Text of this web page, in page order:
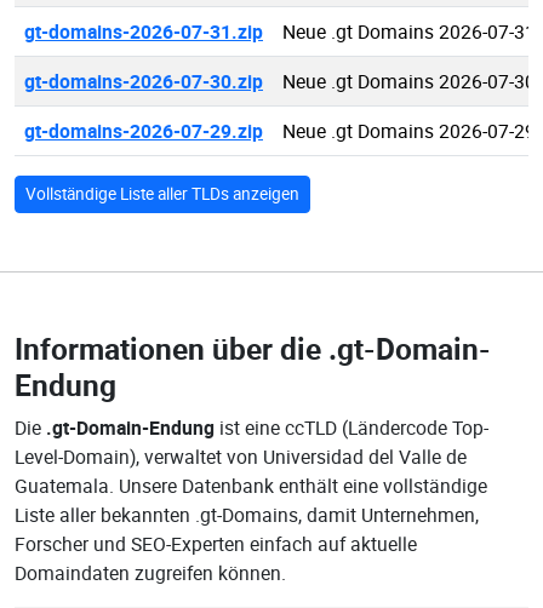
gt-domains-2026-07-31.zip
Neue .gt Domains 2026-07-31
gt-domains-2026-07-30.zip
Neue .gt Domains 2026-07-30
gt-domains-2026-07-29.zip
Neue .gt Domains 2026-07-29
Vollständige Liste aller TLDs anzeigen
Informationen über die .gt-Domain-
Endung
Die .gt-Domain-Endung ist eine ccTLD (Ländercode Top-
Level-Domain), verwaltet von Universidad del Valle de
Guatemala. Unsere Datenbank enthält eine vollständige
Liste aller bekannten .gt-Domains, damit Unternehmen,
Forscher und SEO-Experten einfach auf aktuelle
Domaindaten zugreifen können.